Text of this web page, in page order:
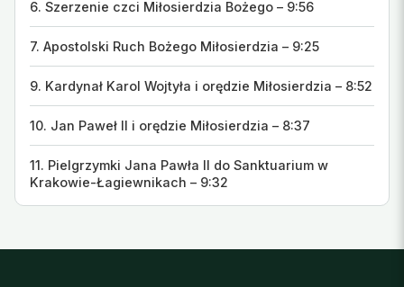
6. Szerzenie czci Miłosierdzia Bożego – 9:56
7. Apostolski Ruch Bożego Miłosierdzia – 9:25
9. Kardynał Karol Wojtyła i orędzie Miłosierdzia – 8:52
10. Jan Paweł II i orędzie Miłosierdzia – 8:37
11. Pielgrzymki Jana Pawła II do Sanktuarium w
Krakowie-Łagiewnikach – 9:32